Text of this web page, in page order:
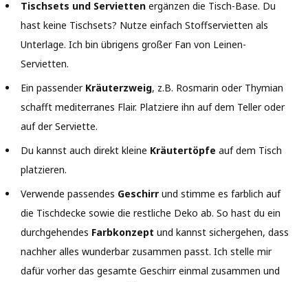
Tischsets und Servietten ergänzen die Tisch-Base. Du
hast keine Tischsets? Nutze einfach Stoffservietten als
Unterlage. Ich bin übrigens großer Fan von Leinen-
Servietten.
Ein passender Kräuterzweig, z.B. Rosmarin oder Thymian
schafft mediterranes Flair. Platziere ihn auf dem Teller oder
auf der Serviette.
Du kannst auch direkt kleine Kräutertöpfe auf dem Tisch
platzieren.
Verwende passendes Geschirr und stimme es farblich auf
die Tischdecke sowie die restliche Deko ab. So hast du ein
durchgehendes Farbkonzept und kannst sichergehen, dass
nachher alles wunderbar zusammen passt. Ich stelle mir
dafür vorher das gesamte Geschirr einmal zusammen und